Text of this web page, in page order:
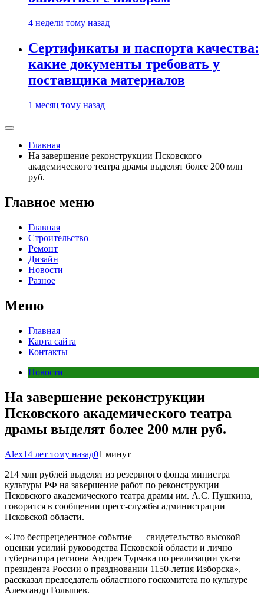
4 недели тому назад
Сертификаты и паспорта качества:
какие документы требовать у
поставщика материалов
1 месяц тому назад
Главная
На завершение реконструкции Псковского
академического театра драмы выделят более 200 млн
руб.
Главное меню
Главная
Строительство
Ремонт
Дизайн
Новости
Разное
Меню
Главная
Карта сайта
Контакты
Новости
На завершение реконструкции
Псковского академического театра
драмы выделят более 200 млн руб.
Alex14 лет тому назад01 минут
214 млн рублей выделят из резервного фонда министра
культуры РФ на завершение работ по реконструкции
Псковского академического театра драмы им. А.С. Пушкина,
говорится в сообщении пресс-службы администрации
Псковской области.
«Это беспрецедентное событие — свидетельство высокой
оценки усилий руководства Псковской области и лично
губернатора региона Андрея Турчака по реализации указа
президента России о праздновании 1150-летия Изборска», —
рассказал председатель областного госкомитета по культуре
Александр Голышев.